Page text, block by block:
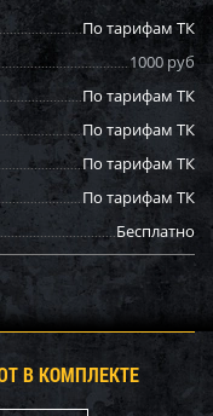
По тарифам ТК
1000 руб
По тарифам ТК
По тарифам ТК
По тарифам ТК
По тарифам ТК
Бесплатно
В КОМПЛЕКТЕ